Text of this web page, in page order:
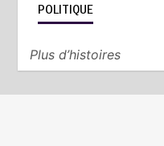
POLITIQUE
Plus d’histoires